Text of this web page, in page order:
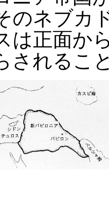
のネブカ
は正面か
されるこ